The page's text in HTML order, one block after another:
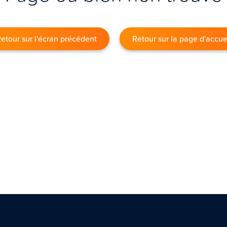
sur l'écran précédent Retour sur la page